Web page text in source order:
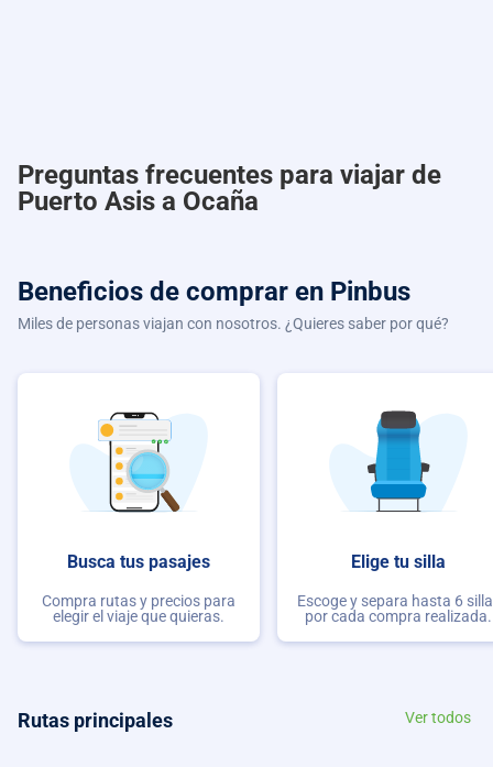
Preguntas frecuentes para viajar de
Puerto Asis a Ocaña
Beneficios de comprar en Pinbus
Miles de personas viajan con nosotros. ¿Quieres saber por qué?
Busca tus pasajes
Compra rutas y precios para
elegir el viaje que quieras.
Elige tu silla
Escoge y separa hasta 6
por cada compra realizada.
Rutas principales Ver todos